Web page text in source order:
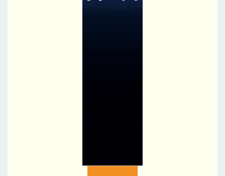
پیام تبریک مدیرعامل بانک رفاه کارگران به مناسبت روز خبرنگار